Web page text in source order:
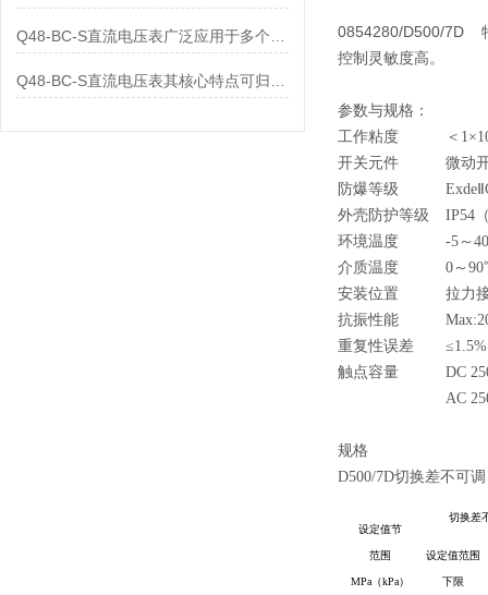
0854280/D500/7D
控制灵敏度高。
参数与规格：
工作粘度
＜
开关元件
微动
防爆等级
Exde
外壳防护等级
IP54
环境温度
-5～40
介质温度
0～90
安装位置
拉力
抗振性能
重复性误差
≤1.5%
触点容量
DC
AC
规格
D500/7D切换差不可调
设定值节
范围
MPa（kPa）
切换差
设定值范围
下限